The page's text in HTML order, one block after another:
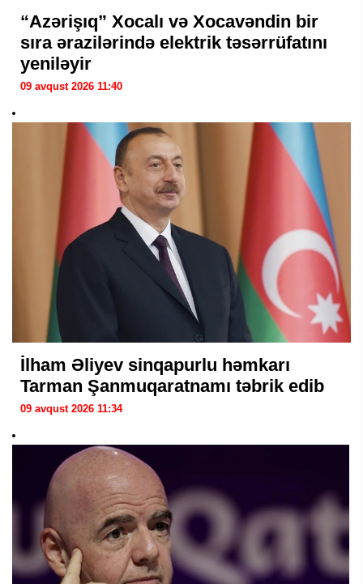
“Azərişıq” Xocalı və Xocavəndin bir
sıra ərazilərində elektrik təsərrüfatını
yeniləyir
09 avqust 2026 11:40
İlham Əliyev sinqapurlu həmkarı
Tarman Şanmuqaratnamı təbrik edib
09 avqust 2026 11:34